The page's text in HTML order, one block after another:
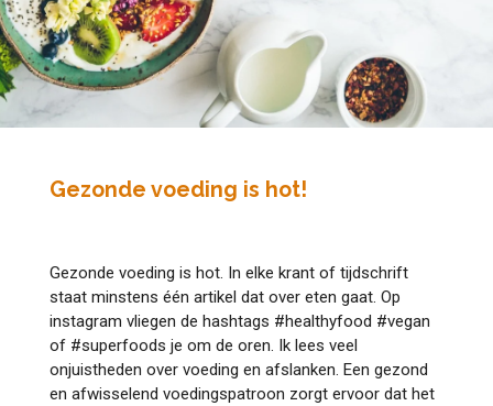
Gezonde voeding is hot!
Gezonde voeding is hot. In elke krant of tijdschrift
staat minstens één artikel dat over eten gaat. Op
instagram vliegen de hashtags #healthyfood #vegan
of #superfoods je om de oren. Ik lees veel
onjuistheden over voeding en afslanken. Een gezond
en afwisselend voedingspatroon zorgt ervoor dat het